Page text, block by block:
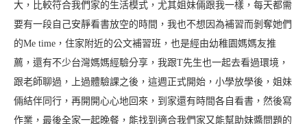
大，比較符合我們家的生活模式，尤其姐妹倆跟我一樣，每天都需
要有一段自己安靜看書放空的時間，我也不想因為補習而剝奪她們
的Me time，住家附近的公文補習班，也是經由幼稚園媽媽友推
薦，還有不少台灣媽媽經驗分享，我跟T先生也一起去看過環境，
跟老師聊過，上過體驗課之後，這週正式開始，小學放學後，姐妹
倆結伴同行，再開開心心地回來，到家還有時間各自看書，然後寫
作業，最後全家一起晚餐，能找到適合我們家又能幫助妹醬問題的